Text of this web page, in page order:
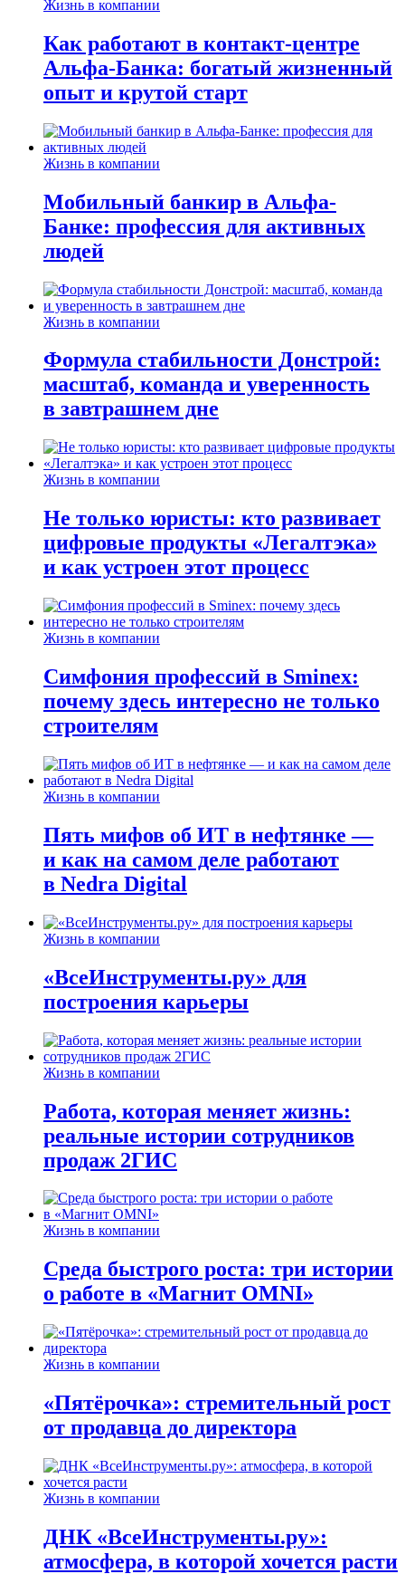
Жизнь в компании
Как работают в контакт-центре
Альфа-Банка: богатый жизненный
опыт и крутой старт
Жизнь в компании
Мобильный банкир в Альфа-
Банке: профессия для активных
людей
Жизнь в компании
Формула стабильности Донстрой:
масштаб, команда и уверенность
в завтрашнем дне
Жизнь в компании
Не только юристы: кто развивает
цифровые продукты «Легалтэка»
и как устроен этот процесс
Жизнь в компании
Симфония профессий в Sminex:
почему здесь интересно не только
строителям
Жизнь в компании
Пять мифов об ИТ в нефтянке —
и как на самом деле работают
в Nedra Digital
Жизнь в компании
«ВсеИнструменты.ру» для
построения карьеры
Жизнь в компании
Работа, которая меняет жизнь:
реальные истории сотрудников
продаж 2ГИС
Жизнь в компании
Среда быстрого роста: три истории
о работе в «Магнит OMNI»
Жизнь в компании
«Пятёрочка»: стремительный рост
от продавца до директора
Жизнь в компании
ДНК «ВсеИнструменты.ру»:
атмосфера, в которой хочется расти